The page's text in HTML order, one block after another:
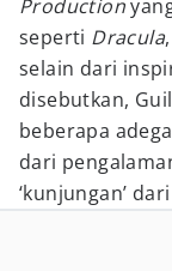
Production
seperti Dracula,
selain dari
disebutkan,
beberapa
dari
‘kunjungan’